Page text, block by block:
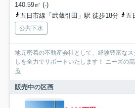
140.59㎡ (-)
五日市線「武蔵引田」駅 徒歩18分
五
公共下水
地元密着の不動産会社として、経験豊富な
しを全力でサポートいたします！ ニーズの
る
販売中の区画